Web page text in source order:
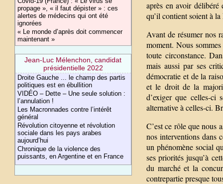
propage », « il faut dépister » : ces
alertes de médecins qui ont été
ignorées
« Le monde d’après doit commencer
maintenant »
Jean-Luc Mélenchon, candidat
présidentielle 2022
Droite Gauche ... le champ des partis
politiques est en ébullition
VIDÉO – Dette – Une seule solution :
l’annulation !
Les Macronnades contre l’intérêt
général
Révolution citoyenne et révolution
sociale dans les pays arabes
aujourd’hui
Chronique de la violence des
puissants, en Argentine et en France
après en avoir délibéré
qu’il contient soient à
Avant de résumer nos
moment. Nous
toute circonstance.
mais aussi par ses
démocratie et de la
et le droit de la
d’exiger que celles-ci
alternative à celles-ci.
C’est ce rôle que nous
nos interventions dans
un phénomène social
ses priorités jusqu’à
du marché et la
contrepartie presque